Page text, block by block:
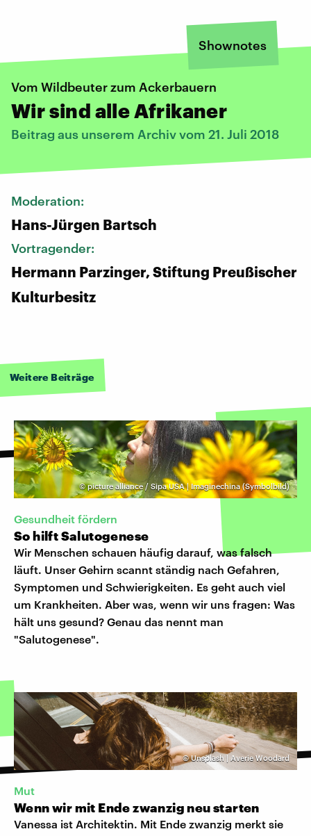
Shownotes
Vom Wildbeuter zum Ackerbauern
Wir sind alle Afrikaner
Beitrag aus unserem Archiv vom 21. Juli 2018
Moderation:
Hans-Jürgen Bartsch
Vortragender:
Hermann Parzinger, Stiftung Preußischer
Kulturbesitz
Weitere Beiträge
©picture alliance / Sipa USA | Imaginechina (Symbolbild)
Gesundheit fördern
So hilft Salutogenese
Wir Menschen schauen häufig darauf, was falsch
läuft. Unser Gehirn scannt ständig nach Gefahren,
Symptomen und Schwierigkeiten. Es geht auch viel
um Krankheiten. Aber was, wenn wir uns fragen: Was
hält uns gesund? Genau das nennt man
"Salutogenese".
©Unsplash | Averie Woodard
Mut
Wenn wir mit Ende zwanzig neu starten
Vanessa ist Architektin. Mit Ende zwanzig merkt sie